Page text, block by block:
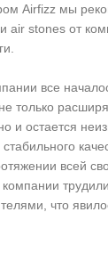
Airfizz мы
air stones от
все
только
и остается
всей
что